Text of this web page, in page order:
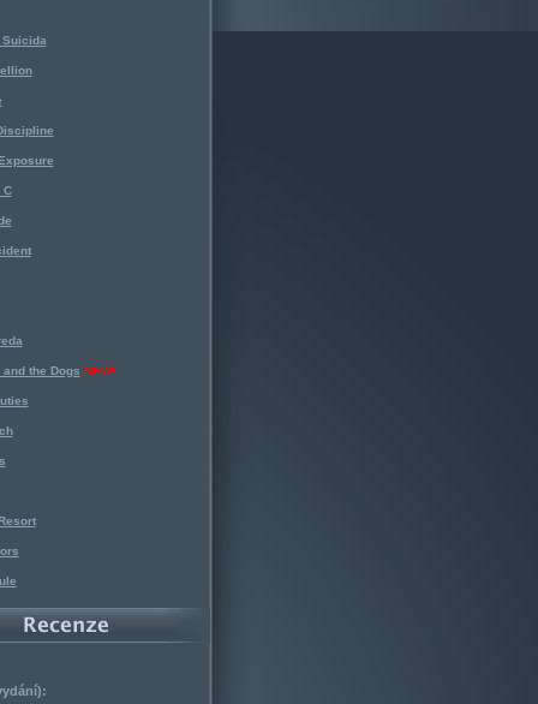
Suicida
C
the Dogs NEW!